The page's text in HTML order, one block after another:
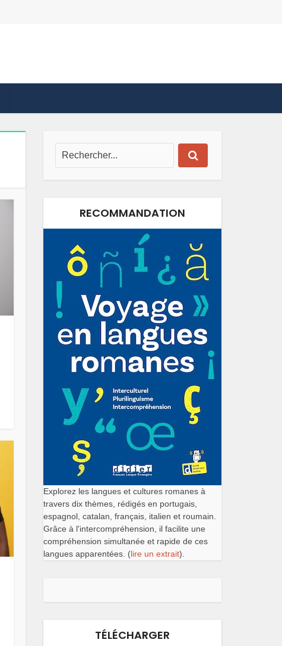
RECOMMANDATION
Explorez les langues et cultures romanes à
travers dix thèmes, rédigés en portugais,
espagnol, catalan, français, italien et roumain.
Grâce à l'intercompréhension, il facilite une
compréhension simultanée et rapide de ces
langues apparentées. (lire un extrait).
TÉLÉCHARGER